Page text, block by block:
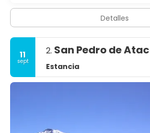
Detalles
11
sept
2. San Pedro de
Estancia